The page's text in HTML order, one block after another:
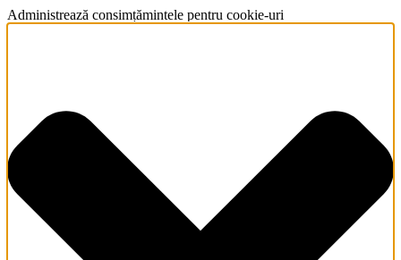
Administrează consimțămintele pentru cookie-uri